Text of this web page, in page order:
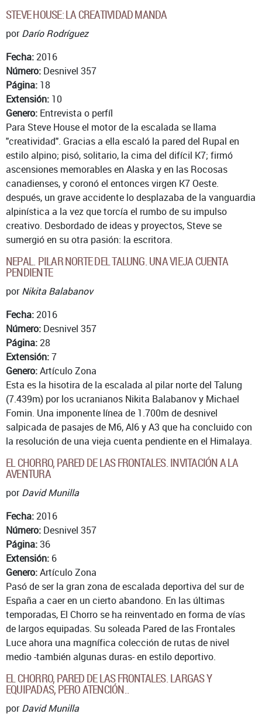
STEVE HOUSE: LA CREATIVIDAD MANDA
porDarío Rodríguez
Fecha:2016
Número: Desnivel 357
Página: 18
Extensión: 10
Genero: Entrevista o perfíl
Para Steve House el motor de la escalada se llama
"creatividad". Gracias a ella escaló la pared del Rupal en
estilo alpino; pisó, solitario, la cima del difícil K7; firmó
ascensiones memorables en Alaska y en las Rocosas
canadienses, y coronó el entonces virgen K7 Oeste.
después, un grave accidente lo desplazaba de la vanguardia
alpinística a la vez que torcía el rumbo de su impulso
creativo. Desbordado de ideas y proyectos, Steve se
sumergió en su otra pasión: la escritora.
NEPAL. PILAR NORTE DEL TALUNG. UNA VIEJA CUENTA
PENDIENTE
porNikita Balabanov
Fecha:2016
Número: Desnivel 357
Página:28
Extensión:7
Genero:Artículo Zona
Esta es la hisotira de la escalada al pilar norte del Talung
(7.439m) por los ucranianos Nikita Balabanov y Michael
Fomin. Una imponente línea de 1.700m de desnivel
salpicada de pasajes de M6, Al6 y A3 que ha concluido con
la resolución de una vieja cuenta pendiente en el Himalaya.
EL CHORRO, PARED DE LAS FRONTALES. INVITACIÓN A LA
AVENTURA
porDavid Munilla
Fecha:2016
Número: Desnivel 357
Página:36
Extensión: 6
Genero:Artículo Zona
Pasó de ser la gran zona de escalada deportiva del sur de
España a caer en un cierto abandono. En las últimas
temporadas, El Chorro se ha reinventado en forma de vías
de largos equipadas. Su soleada Pared de las Frontales
Luce ahora una magnífica colección de rutas de nivel
medio -también algunas duras- en estilo deportivo.
EL CHORRO, PARED DE LAS FRONTALES. LARGAS Y
EQUIPADAS, PERO ATENCIÓN..
porDavid Munilla